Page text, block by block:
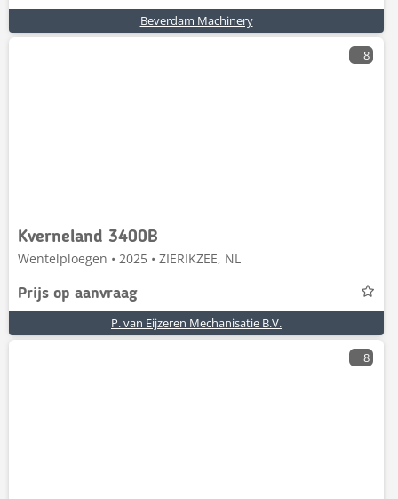
Beverdam Machinery
8
Kverneland 3400B
Wentelploegen • 2025 • ZIERIKZEE, NL
Prijs op aanvraag
P. van Eijzeren Mechanisatie B.V.
8